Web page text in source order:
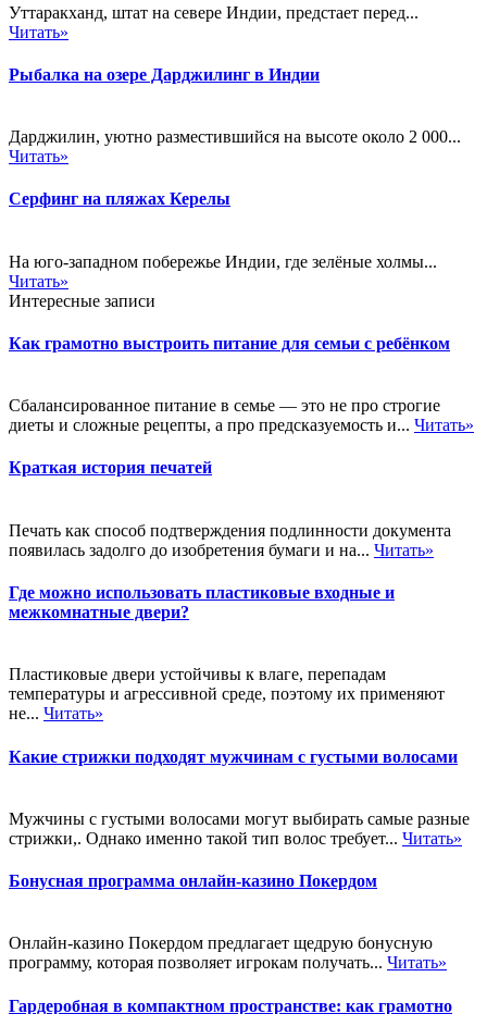
Уттаракханд, штат на севере Индии, предстает перед...
Читать»
Рыбалка на озере Дарджилинг в Индии
Дарджилин, уютно разместившийся на высоте около 2 000...
Читать»
Серфинг на пляжах Керелы
На юго-западном побережье Индии, где зелёные холмы...
Читать»
Интересные записи
Как грамотно выстроить питание для семьи с ребёнком
Сбалансированное питание в семье — это не про строгие
диеты и сложные рецепты, а про предсказуемость и... Читать»
Краткая история печатей
Печать как способ подтверждения подлинности документа
появилась задолго до изобретения бумаги и на... Читать»
Где можно использовать пластиковые входные и
межкомнатные двери?
Пластиковые двери устойчивы к влаге, перепадам
температуры и агрессивной среде, поэтому их применяют
не... Читать»
Какие стрижки подходят мужчинам с густыми волосами
Мужчины с густыми волосами могут выбирать самые разные
стрижки,. Однако именно такой тип волос требует... Читать»
Бонусная программа онлайн-казино Покердом
Онлайн-казино Покердом предлагает щедрую бонусную
программу, которая позволяет игрокам получать... Читать»
Гардеробная в компактном пространстве: как грамотно